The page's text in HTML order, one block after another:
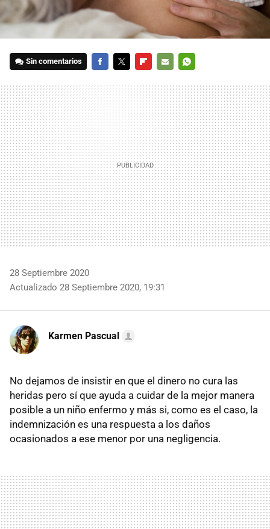
Sin comentarios
MAIL
28 Septiembre 2020
Actualizado 28 Septiembre 2020, 19:31
Karmen Pascual
No dejamos de insistir en que el dinero no cura las
heridas pero sí que ayuda a cuidar de la mejor manera
posible a un niño enfermo y más si, como es el caso, la
indemnización es una respuesta a los daños
ocasionados a ese menor por una negligencia.